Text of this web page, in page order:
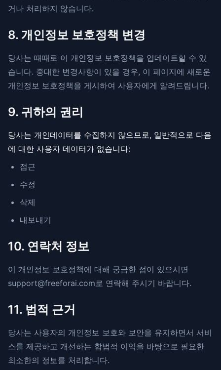
거나 처리하지 않습니다.
8. 개인정보 보호정책 변경
당사는 때때로 이 개인정보 보호정책을 업데이트할 수 있
습니다. 중대한 변경사항이 있을 경우, 이 페이지에 새로운
개인정보 보호정책을 게시하여 사용자에게 알려드립니다.
9. 귀하의 권리
당사는 개인데이터를 수집하지 않으므로, 일반적으로 다음
에 대한 사용자 데이터가 없습니다:
접근
수정
삭제
내보내기
10. 연락처 정보
이 개인정보 보호정책에 대해 궁금한 점이 있으시면
support@freeforai.com로 연락해 주시기 바랍니다.
11. 법적 근거
당사는 사용자의 개인정보 보호와 보안을 유지하면서 서비
스를 제공하고 개선하는 합법적 이익을 바탕으로 필요한
최소한의 정보를 처리합니다.